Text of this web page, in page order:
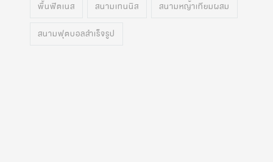
พื้นฟิตเนส สนามเทนนิส สนามหญ้าเทียมผสม
สนามฟุตบอลสำเร็จรูป